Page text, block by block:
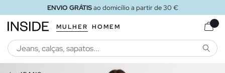
ENVIO GRÁTISao domicílio a partir de 30 €
MULHER HOMEM